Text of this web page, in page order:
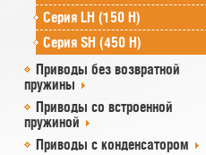
Серия LH (150 Н)
Серия SH (450 Н)
Приводы без возвратной
пружины
Приводы со встроенной
пружиной
Приводы с конденсатором